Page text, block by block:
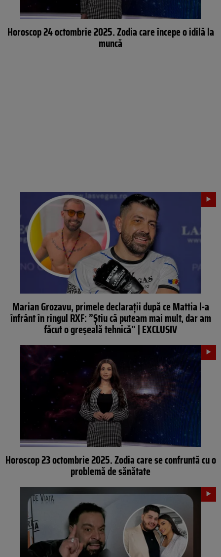
Horoscop 24 octombrie 2025. Zodia care începe o idilă la
muncă
Marian Grozavu, primele declarații după ce Mattia l-a
înfrânt în ringul RXF: ”Știu că puteam mai mult, dar am
făcut o greșeală tehnică” | EXCLUSIV
Horoscop 23 octombrie 2025. Zodia care se confruntă cu o
problemă de sănătate